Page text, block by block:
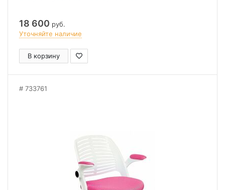
18 600 руб.
Уточняйте наличие
В корзину
733761